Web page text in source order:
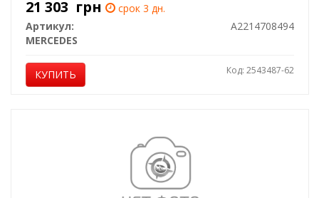
21 303 грн
срок 3 дн.
Артикул:
A2214708494
MERCEDES
КУПИТЬ Код: 2543487-62